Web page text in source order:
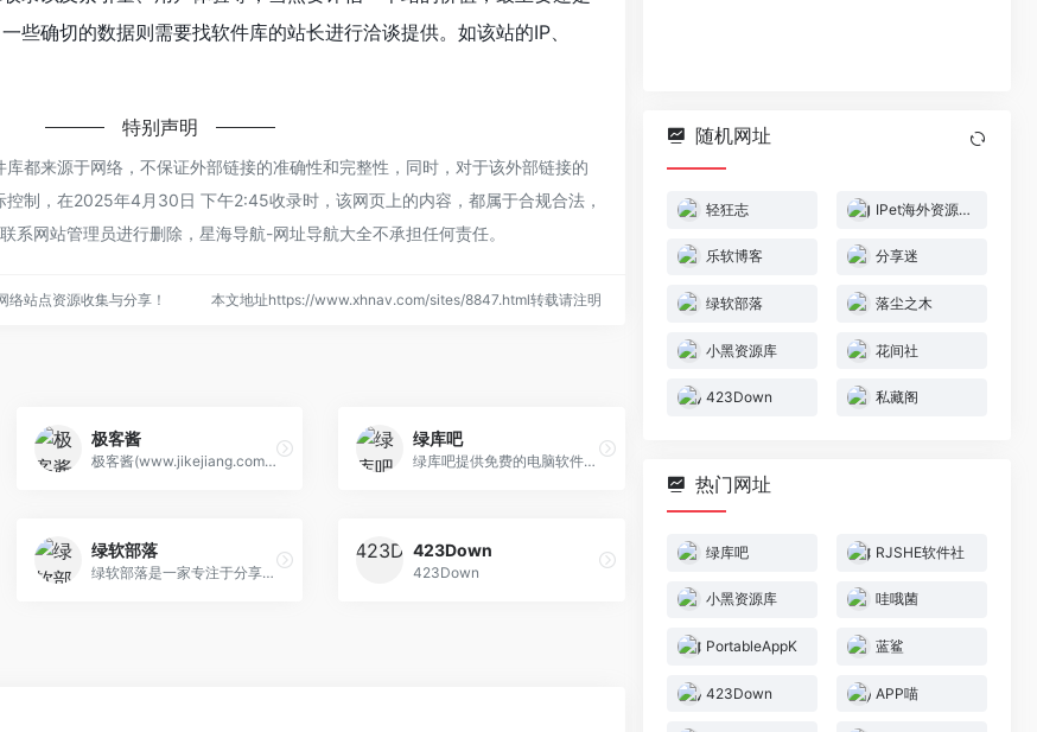
些确切的数据则需要找软件库的站长进行洽谈提供。如该站的IP、
特别声明
都来源于网络，不保证外部链接的准确性和完整性，同时，对于该外部链接的
制，在2025年4月30日 下午2:45收录时，该网页上的内容，都属于合规合法，
系网站管理员进行删除，星海导航-网址导航大全不承担任何责任。
站点资源收集与分享！ 本文地址https://www.xhnav.com/sites/8847.html转载请注明
极客酱
极客酱(www.jikejiang.com)是一个专注绿色软软件应用分享网站，为用户提供各种绿色、实用、有趣的、好玩的应用和技术教程分享交流的平台，我们的宗旨是乐于分享，收获快乐。
绿库吧
绿库吧提供免费的电脑软件下载、APP软件下载、手机应用下载、Mac苹果软件下载，本站全力打造一个安全、快速、绿色、无病毒的软件和软件下载平台。
绿软部落
绿软部落是一家专注于分享破解软件、绿色软件的网站。
423Down
423Down
随机网址
轻狂志 IPet海外资源网
乐软博客 分享迷
绿软部落 落尘之木
小黑资源库 花间社
423Down 私藏阁
热门网址
绿库吧 RJSHE软件社
小黑资源库 哇哦菌
PortableAppK 蓝鲨
423Down APP喵